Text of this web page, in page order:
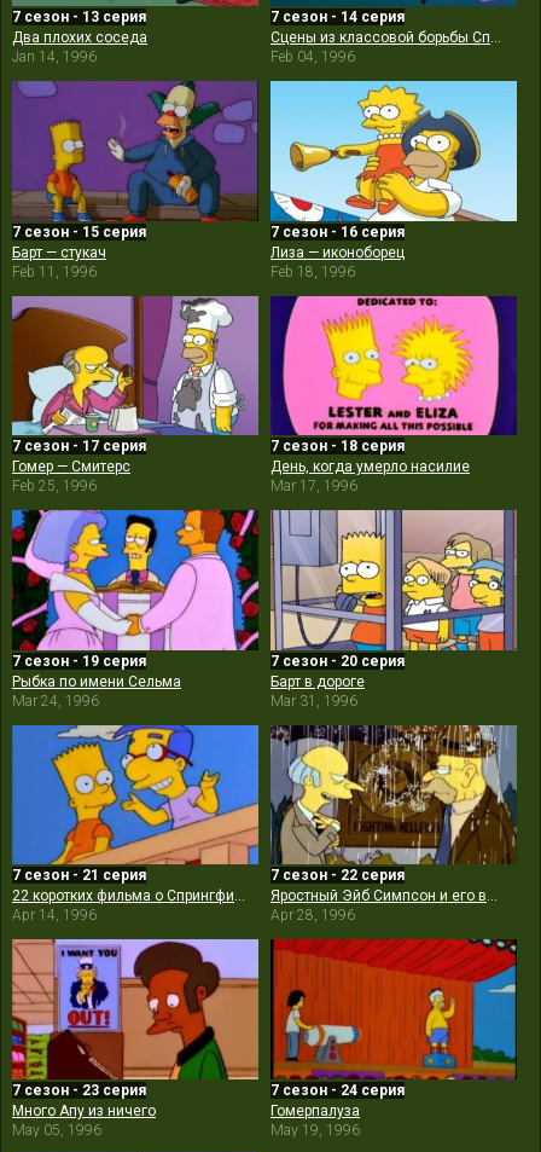
7 сезон - 13 серия
Два плохих соседа
Jan 14, 1996
7 сезон - 14 серия
Сцены из классовой борьбы Спрингфилда
Feb 04, 1996
7 сезон - 15 серия
Барт — стукач
Feb 11, 1996
7 сезон - 16 серия
Лиза — иконоборец
Feb 18, 1996
7 сезон - 17 серия
Гомер — Смитерс
Feb 25, 1996
7 сезон - 18 серия
День, когда умерло насилие
Mar 17, 1996
7 сезон - 19 серия
Рыбка по имени Сельма
Mar 24, 1996
7 сезон - 20 серия
Барт в дороге
Mar 31, 1996
7 сезон - 21 серия
22 коротких фильма о Спрингфилде
Apr 14, 1996
7 сезон - 22 серия
Яростный Эйб Симпсон и его ворчливый внук в «Проклятии летучих адских рыб»
Apr 28, 1996
7 сезон - 23 серия
Много Апу из ничего
May 05, 1996
7 сезон - 24 серия
Гомерпалуза
May 19, 1996